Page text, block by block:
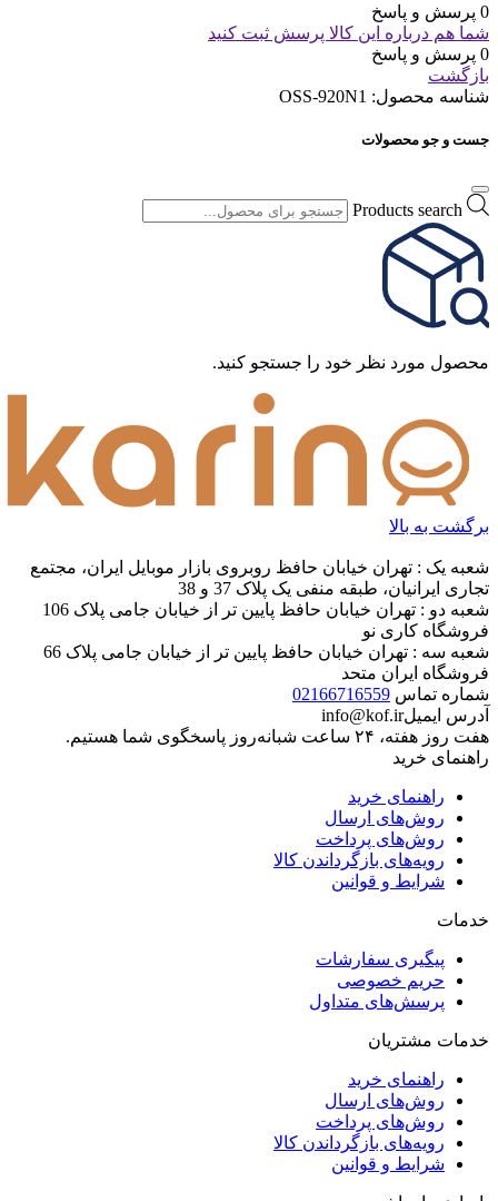
0 پرسش و پاسخ
شما هم درباره این کالا پرسش ثبت کنید
0 پرسش و پاسخ
بازگشت
شناسه محصول: OSS-920N1
جست و جو محصولات
Products search
محصول مورد نظر خود را جستجو کنید.
برگشت به بالا
شعبه یک : تهران خیابان حافظ روبروی بازار موبایل ایران، مجتمع
تجاری ایرانیان، طبقه منفی یک پلاک 37 و 38
شعبه دو : تهران خیابان حافظ پایین تر از خیابان جامی پلاک 106
فروشگاه کاری نو
شعبه سه : تهران خیابان حافظ پایین تر از خیابان جامی پلاک 66
فروشگاه ایران متحد
شماره تماس 02166716559
آدرس ایمیلinfo@kof.ir
هفت روز هفته، ۲۴ ساعت شبانه‌روز پاسخگوی شما هستیم.
راهنمای خرید
راهنمای خرید
روش‌های ارسال
روش‌های پرداخت
رویه‌های بازگرداندن کالا
شرایط و قوانین
خدمات
پیگیری سفارشات
حریم خصوصی
پرسش‌های متداول
خدمات مشتریان
راهنمای خرید
روش‌های ارسال
روش‌های پرداخت
رویه‌های بازگرداندن کالا
شرایط و قوانین